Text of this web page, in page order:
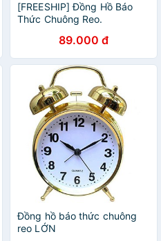
[FREESHIP] Đồng Hồ Báo
Thức Chuông Reo.
89.000 đ
Đồng hồ báo thức chuông
reo LỚN